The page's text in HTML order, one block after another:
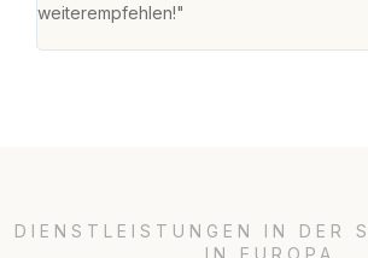
weiterempfehlen!"
DIENSTLEISTUNGEN IN DER
IN EUROPA